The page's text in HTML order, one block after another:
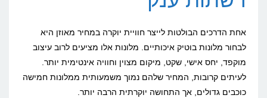
אחת הדרכים הבולטות לייצר חוויית יוקרה במחיר מאוזן היא
לבחור מלונות בוטיק איכותיים. מלונות אלו מציעים לרוב עיצוב
מוקפד, יחס אישי, שקט, מיקום מצוין וחוויה אינטימית יותר.
לעיתים קרובות, המחיר שלהם נמוך משמעותית ממלונות חמישה
כוכבים גדולים, אך התחושה יוקרתית הרבה יותר.